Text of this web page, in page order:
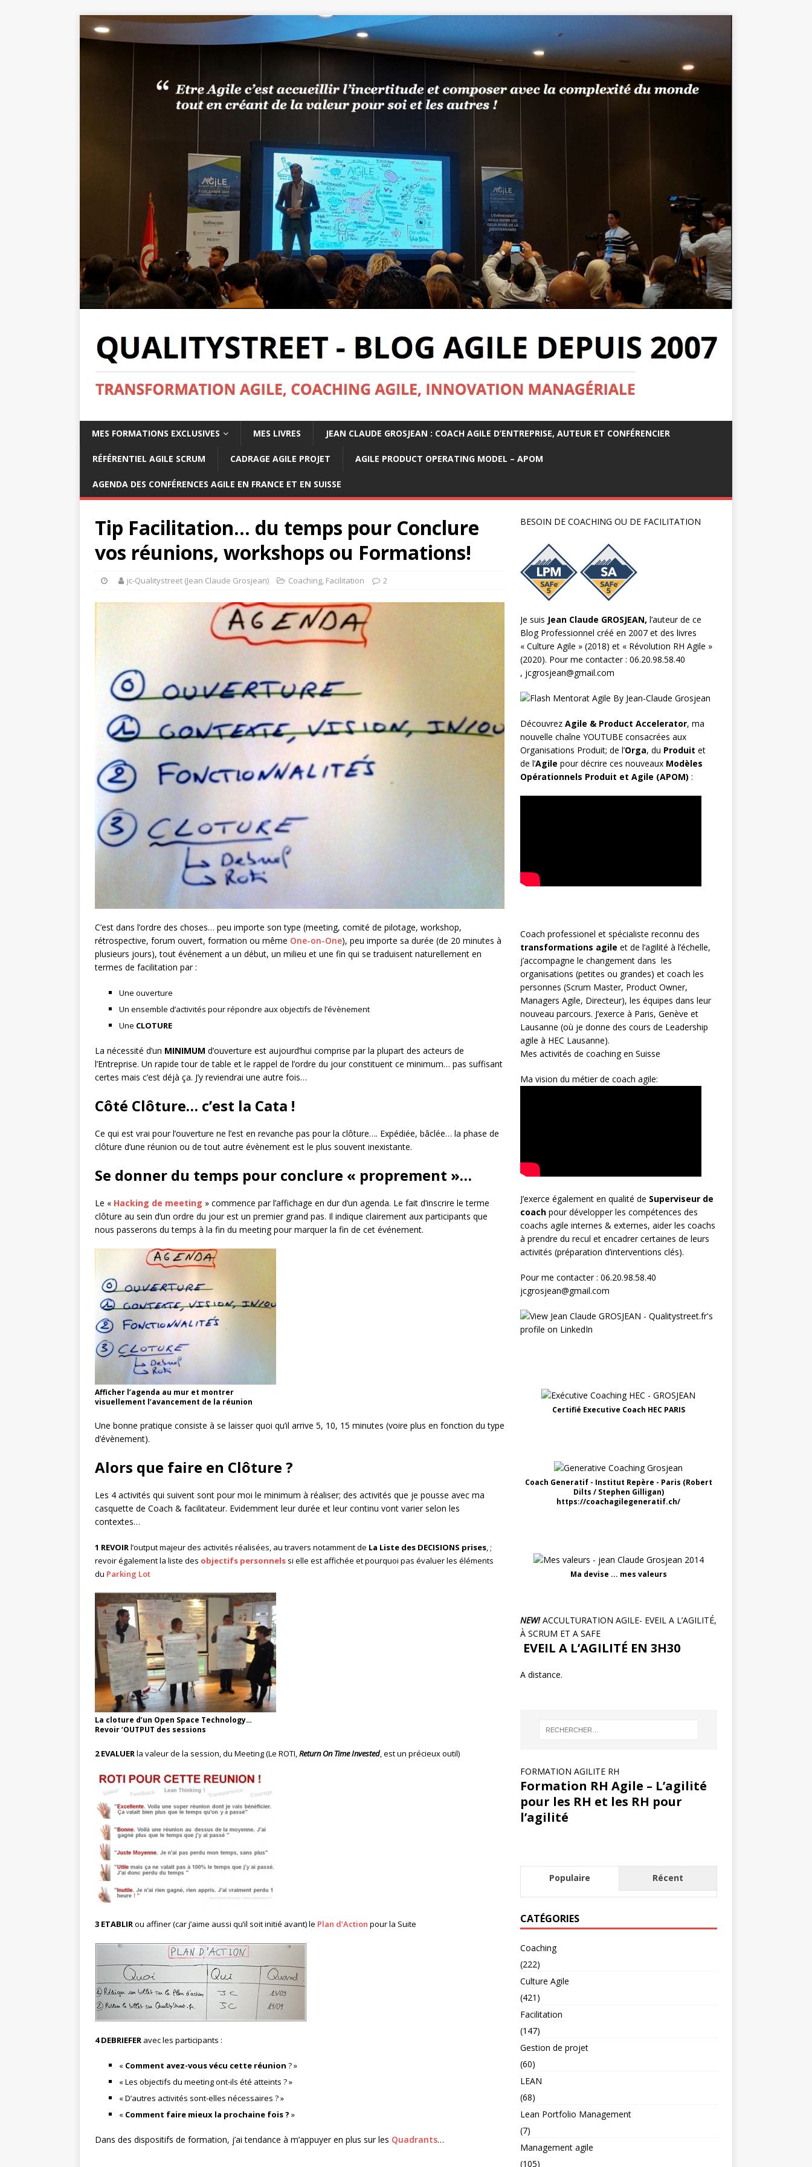
MES FORMATIONS EXCLUSIVES MES LIVRES JEAN CLAUDE GROSJEAN : COACH AGILE D’ENTREPRISE, AUTEUR ET CONFÉRENCIER
RÉFÉRENTIEL AGILE SCRUM CADRAGE AGILE PROJET AGILE PRODUCT OPERATING MODEL – APOM
AGENDA DES CONFÉRENCES AGILE EN FRANCE ET EN SUISSE
Tip Facilitation… du temps pour Conclure
vos réunions, workshops ou Formations!
jc-Qualitystreet (Jean Claude Grosjean) Coaching, Facilitation 2
C’est dans l’ordre des choses… peu importe son type (meeting, comité de pilotage, workshop,
rétrospective, forum ouvert, formation ou même One-on-One), peu importe sa durée (de 20 minutes à
plusieurs jours), tout événement a un début, un milieu et une fin qui se traduisent naturellement en
termes de facilitation par :
Une ouverture
Un ensemble d’activités pour répondre aux objectifs de l’évènement
Une CLOTURE
La nécessité d’un MINIMUM d’ouverture est aujourd’hui comprise par la plupart des acteurs de
l’Entreprise. Un rapide tour de table et le rappel de l’ordre du jour constituent ce minimum… pas suffisant
certes mais c’est déjà ça. J’y reviendrai une autre fois…
Côté Clôture… c’est la Cata !
Ce qui est vrai pour l’ouverture ne l’est en revanche pas pour la clôture…. Expédiée, bâclée… la phase de
clôture d’une réunion ou de tout autre évènement est le plus souvent inexistante.
Se donner du temps pour conclure « proprement »…
Le « Hacking de meeting » commence par l’affichage en dur d’un agenda. Le fait d’inscrire le terme
clôture au sein d’un ordre du jour est un premier grand pas. Il indique clairement aux participants que
nous passerons du temps à la fin du meeting pour marquer la fin de cet événement.
Afficher l’agenda au mur et montrer
visuellement l’avancement de la réunion
Une bonne pratique consiste à se laisser quoi qu’il arrive 5, 10, 15 minutes (voire plus en fonction du type
d’évènement).
Alors que faire en Clôture ?
Les 4 activités qui suivent sont pour moi le minimum à réaliser; des activités que je pousse avec ma
casquette de Coach & facilitateur. Evidemment leur durée et leur continu vont varier selon les
contextes…
1 REVOIRl’output majeur des activités réalisées, au travers notamment de La Liste des DECISIONS prises, ;
revoir également la liste des objectifs personnels si elle est affichée et pourquoi pas évaluer les éléments
du Parking Lot
La cloture d’un Open Space Technology…
Revoir ‘OUTPUT des sessions
2 EVALUERla valeur de la session, du Meeting (Le ROTI,Return On Time Invested, est un précieux outil)
3 ETABLIRou affiner (car j’aime aussi qu’il soit initié avant) le Plan d’Action pour la Suite
4 DEBRIEFER avec les participants :
« Comment avez-vous vécu cette réunion ? »
« Les objectifs du meeting ont-ils été atteints ? »
« D’autres activités sont-elles nécessaires ? »
« Comment faire mieux la prochaine fois ? »
Dans des dispositifs de formation, j’ai tendance à m’appuyer en plus sur les Quadrants…
BESOIN DE COACHING OU DE FACILITATION
Je suis Jean Claude GROSJEAN, l’auteur de ce
Blog Professionnel créé en 2007 et des livres
« Culture Agile » (2018) et « Révolution RH Agile »
(2020). Pour me contacter : 06.20.98.58.40
, jcgrosjean@gmail.com
Découvrez Agile & Product Accelerator, ma
nouvelle chaîne YOUTUBE consacrées aux
Organisations Produit; de l’Orga, du Produit et
de l’Agile pour décrire ces nouveaux Modèles
Opérationnels Produit et Agile (APOM) :
Coach professionel et spécialiste reconnu des
transformations agile et de l‘agilité à l’échelle,
j’accompagne le changement dans les
organisations (petites ou grandes) et coach les
personnes (Scrum Master, Product Owner,
Managers Agile, Directeur), les équipes dans leur
nouveau parcours. J’exerce à Paris, Genève et
Lausanne (où je donne des cours de Leadership
agile à HEC Lausanne).
Mes activités de coaching en Suisse
Ma vision du métier de coach agile:
J’exerce également en qualité de Superviseur de
coachpour développer les compétences des
coachs agile internes & externes, aider les coachs
à prendre du recul et encadrer certaines de leurs
activités (préparation d’interventions clés).
Pour me contacter : 06.20.98.58.40
jcgrosjean@gmail.com
Certifié Executive Coach HEC PARIS
Coach Generatif - Institut Repère - Paris (Robert
Dilts / Stephen Gilligan)
https://coachagilegeneratif.ch/
Ma devise ... mes valeurs
NEW!ACCULTURATION AGILE- EVEIL A L’AGILITÉ,
À SCRUM ET A SAFE
EVEIL A L’AGILITÉ EN 3H30
A distance.
FORMATION AGILITE RH
Formation RH Agile – L’agilité
pour les RH et les RH pour
l’agilité
Populaire Récent
CATÉGORIES
Coaching
(222)
Culture Agile
(421)
Facilitation
(147)
Gestion de projet
(60)
LEAN
(68)
Lean Portfolio Management
(7)
Management agile
(105)